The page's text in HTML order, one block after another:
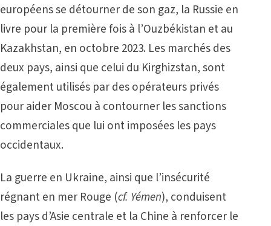
européens se détourner de son gaz, la Russie en
livre pour la première fois à l’Ouzbékistan et au
Kazakhstan, en octobre 2023. Les marchés des
deux pays, ainsi que celui du Kirghizstan, sont
également utilisés par des opérateurs privés
pour aider Moscou à contourner les sanctions
commerciales que lui ont imposées les pays
occidentaux.
La guerre en Ukraine, ainsi que l’insécurité
régnant en mer Rouge (cf. Yémen), conduisent
les pays d’Asie centrale et la Chine à renforcer le